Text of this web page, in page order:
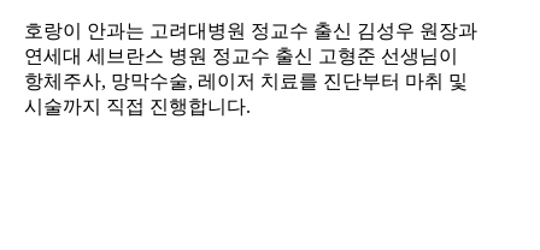
호랑이 안과는 고려대병원 정교수 출신 김성우 원장과
연세대 세브란스 병원 정교수 출신 고형준 선생님이
항체주사, 망막수술, 레이저 치료를 진단부터 마취 및
시술까지 직접 진행합니다.